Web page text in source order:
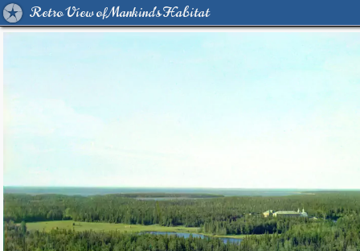
Retro View of Mankind's Habitat